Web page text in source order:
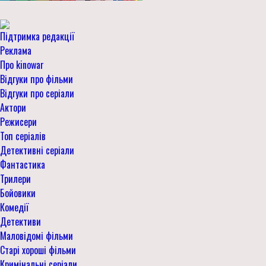
Підтримка редакції
Реклама
Про kinowar
Відгуки про фільми
Відгуки про серіали
Актори
Режисери
Топ серіалів
Детективні серіали
Фантастика
Трилери
Бойовики
Комедії
Детективи
Маловідомі фільми
Старі хороші фільми